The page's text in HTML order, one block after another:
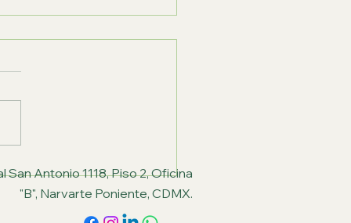
Mayor Activo:
para Independencia
de Vida +60
San Antonio 1118, Piso 2, Oficina
"B", Narvarte Poniente, CDMX.